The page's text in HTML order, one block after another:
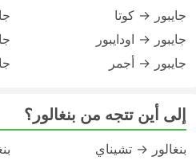
جايبور → كوتا
جايبور → اودايبور
جايبور → أجمر
إلى أين تتجه من بنغالور؟
بنغالور → تشيناي